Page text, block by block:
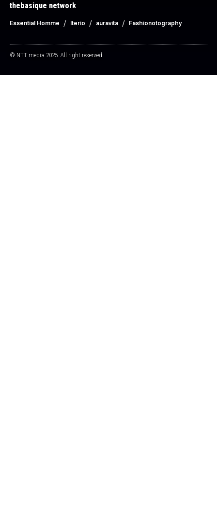
thebasique network
Essential Homme Iterio auravita Fashionotography
© NTT media 2025. All right reserved.